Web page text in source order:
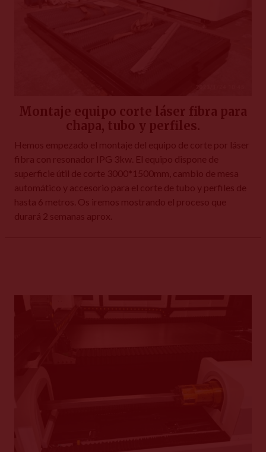
Montaje equipo corte láser fibra para
chapa, tubo y perfiles.
Hemos empezado el montaje del equipo de corte por láser
fibra con resonador IPG 3kw. El equipo dispone de
superficie útil de corte 3000*1500mm, cambio de mesa
automático y accesorio para el corte de tubo y perfiles de
hasta 6 metros. Os iremos mostrando el proceso que
durará 2 semanas aprox.